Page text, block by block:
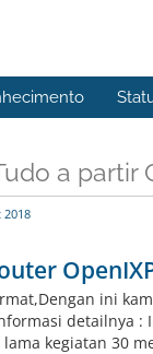
a partir
2018
ini
detailnya
kegiatan 30